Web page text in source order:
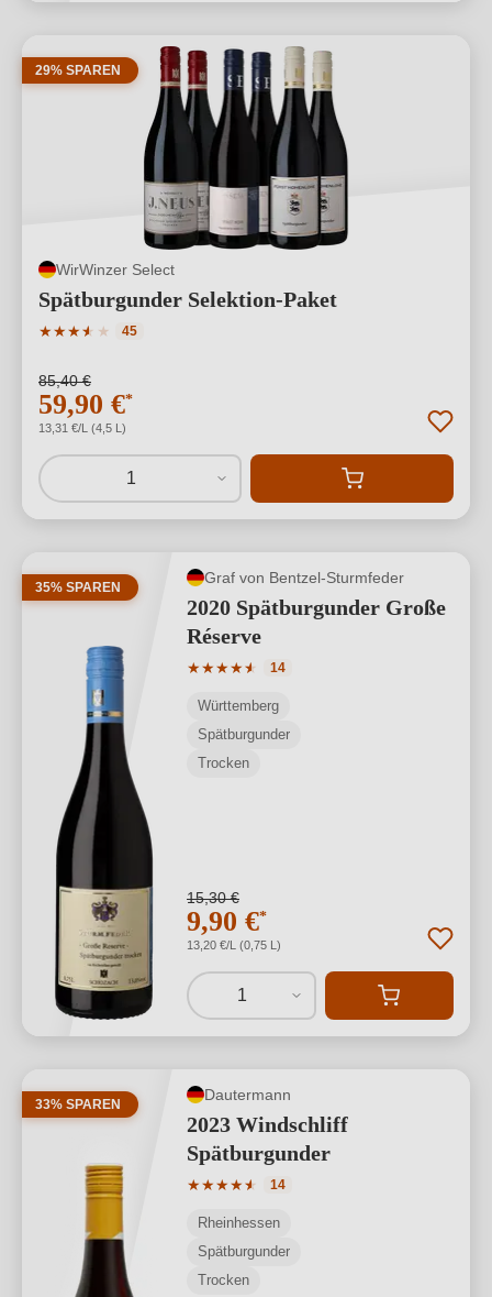
29% SPAREN
WirWinzer Select
Spätburgunder Selektion-Paket
★★★★
★ ★
Durchschnittliche Bewertung von 3.71 von 5 Sternen
45
85,40 €
59,90 €*
13,31 €/L (4,5 L)
1
35% SPAREN
Graf von Bentzel-Sturmfeder
2020 Spätburgunder Große
Réserve
★★★★★
★
Durchschnittliche Bewertung von 4.64
14
Württemberg
Spätburgunder
Trocken
15,30 €
9,90 €*
13,20 €/L (0,75 L)
1
33% SPAREN
Dautermann
2023 Windschliff
Spätburgunder
★★★★★
★
Durchschnittliche Bewertung von 4.57
14
Rheinhessen
Spätburgunder
Trocken